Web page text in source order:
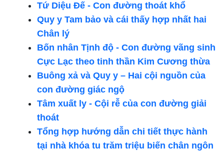
Tứ Diệu Đế - Con đường thoát khổ
Quy y Tam bảo và cái thấy hợp nhất hai
Chân lý
Bốn nhân Tịnh độ - Con đường vãng sinh
Cực Lạc theo tinh thần Kim Cương thừa
Buông xả và Quy y – Hai cội nguồn của
con đường giác ngộ
Tâm xuất ly - Cội rễ của con đường giải
thoát
Tổng hợp hướng dẫn chi tiết thực hành
tại nhà khóa tu trăm triệu biến chân ngôn